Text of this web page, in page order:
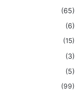
(65)
(6)
(15)
(3)
(5)
(99)